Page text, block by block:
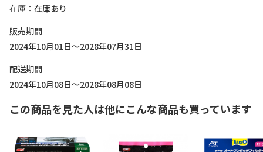
在庫
在庫あり
販売期間
2024年10月01日～2028年07月31日
配送期間
2024年10月08日～2028年08月08日
この商品を見た人は他にこんな商品も買っています